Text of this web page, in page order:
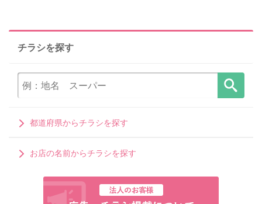
チラシを探す
都道府県からチラシを探す
お店の名前からチラシを探す